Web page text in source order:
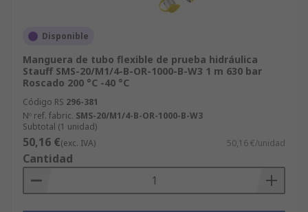
Disponible
Manguera de tubo flexible de prueba hidráulica
Stauff SMS-20/M1/4-B-OR-1000-B-W3 1 m 630 bar
Roscado 200 °C -40 °C
Código RS 296-381
Nº ref. fabric. SMS-20/M1/4-B-OR-1000-B-W3
Subtotal (1 unidad)
50,16 €(exc. IVA) 50,16 €/unidad
Cantidad